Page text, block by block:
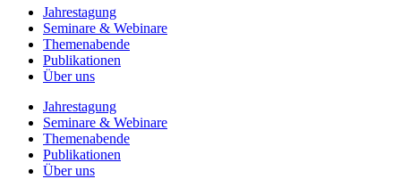
Jahrestagung
Seminare & Webinare
Themenabende
Publikationen
Über uns
Jahrestagung
Seminare & Webinare
Themenabende
Publikationen
Über uns